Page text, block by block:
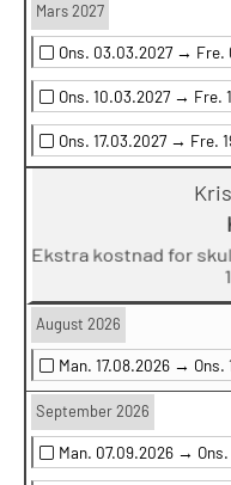
Mars 2027
Ons. 03.03.2027 → Fre.
Ons. 10.03.2027 → Fre.
Ons. 17.03.2027 → Fre.
Ekstra kostnad for
August 2026
Man. 17.08.2026 → Ons.
September 2026
Man. 07.09.2026 →